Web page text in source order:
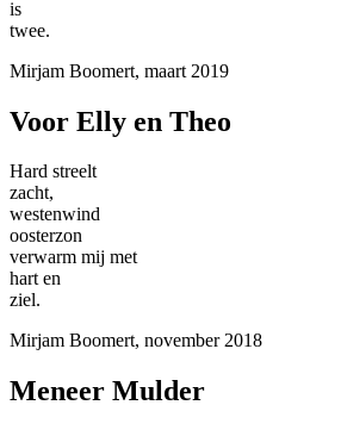
is
twee.
Mirjam Boomert, maart 2019
Voor Elly en Theo
Hard streelt
zacht,
westenwind
oosterzon
verwarm mij met
hart en
ziel.
Mirjam Boomert, november 2018
Meneer Mulder